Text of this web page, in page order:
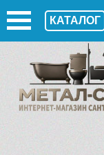
КАТАЛОГ